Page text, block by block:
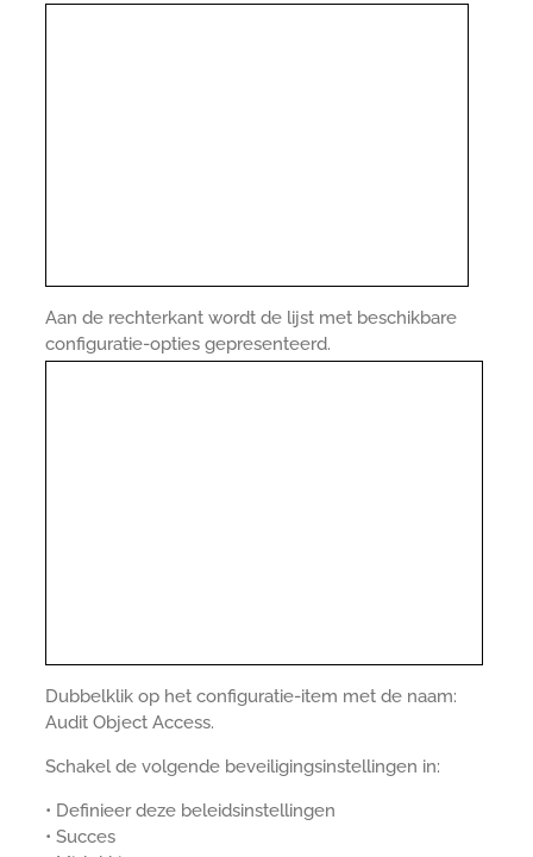
Aan de rechterkant wordt de lijst met beschikbare
configuratie-opties gepresenteerd.
Dubbelklik op het configuratie-item met de naam:
Audit Object Access.
Schakel de volgende beveiligingsinstellingen in:
• Definieer deze beleidsinstellingen
• Succes